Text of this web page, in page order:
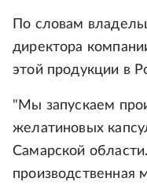
По словам
директора
этой продукции в
"Мы запускаем
желатиновых
Самарской
производственная